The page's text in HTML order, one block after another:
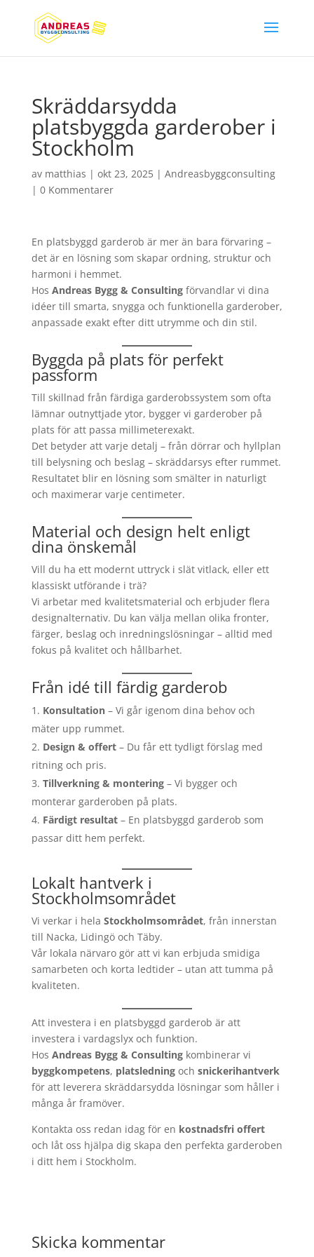
Skräddarsydda
platsbyggda garderober i
Stockholm
av matthias | okt 23, 2025| Andreasbyggconsulting
| 0 Kommentarer
En platsbyggd garderob är mer än bara förvaring –
det är en lösning som skapar ordning, struktur och
harmoni i hemmet.
Hos Andreas Bygg & Consultingförvandlar vi dina
idéer till smarta, snygga och funktionella garderober,
anpassade exakt efter ditt utrymme och din stil.
Byggda på plats för perfekt
passform
Till skillnad från färdiga garderobssystem som ofta
lämnar outnyttjade ytor, bygger vi garderober på
plats för att passa millimeterexakt.
Det betyder att varje detalj – från dörrar och hyllplan
till belysning och beslag – skräddarsys efter rummet.
Resultatet blir en lösning som smälter in naturligt
och maximerar varje centimeter.
Material och design helt enligt
dina önskemål
Vill du ha ett modernt uttryck i slät vitlack, eller ett
klassiskt utförande i trä?
Vi arbetar med kvalitetsmaterial och erbjuder flera
designalternativ. Du kan välja mellan olika fronter,
färger, beslag och inredningslösningar – alltid med
fokus på kvalitet och hållbarhet.
Från idé till färdig garderob
Konsultation– Vi går igenom dina behov och
mäter upp rummet.
Design & offert– Du får ett tydligt förslag med
ritning och pris.
Tillverkning & montering– Vi bygger och
monterar garderoben på plats.
Färdigt resultat– En platsbyggd garderob som
passar ditt hem perfekt.
Lokalt hantverk i
Stockholmsområdet
Vi verkar i hela Stockholmsområdet, från innerstan
till Nacka, Lidingö och Täby.
Vår lokala närvaro gör att vi kan erbjuda smidiga
samarbeten och korta ledtider – utan att tumma på
kvaliteten.
Att investera i en platsbyggd garderob är att
investera i vardagslyx och funktion.
Hos Andreas Bygg & Consultingkombinerar vi
byggkompetens, platsledningoch snickerihantverk
för att leverera skräddarsydda lösningar som håller i
många år framöver.
Kontakta oss redan idag för en kostnadsfri offert
och låt oss hjälpa dig skapa den perfekta garderoben
i ditt hem i Stockholm.
Skicka kommentar